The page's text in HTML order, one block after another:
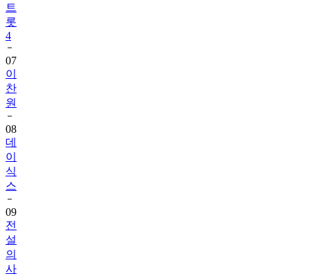
트
롯
4
07
이
찬
원
08
데
이
식
스
09
전
설
의
사